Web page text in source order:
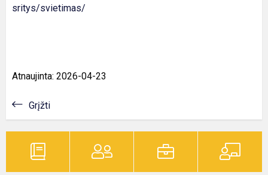
sritys/svietimas/
Atnaujinta: 2026-04-23
Grįžti